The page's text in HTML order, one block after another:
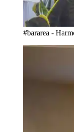
#bararea -